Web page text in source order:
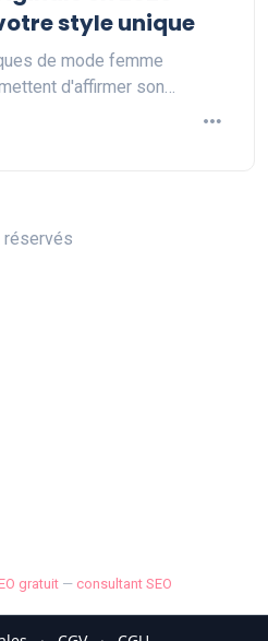
style unique
de mode femme
d'affirmer son…
réservés
gratuit — consultant SEO